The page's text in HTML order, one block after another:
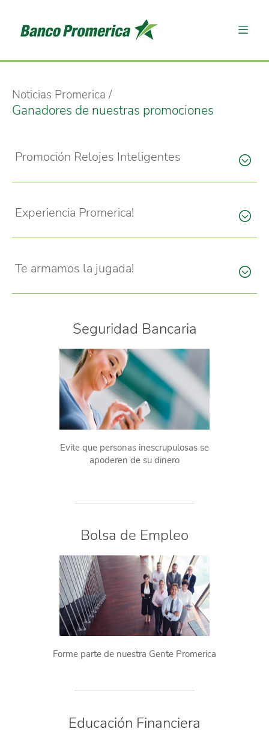
Noticias Promerica
Ganadores de nuestras promociones
Promoción Relojes Inteligentes
Experiencia Promerica!
Te armamos la jugada!
Seguridad Bancaria
Evite que personas inescrupulosas se
apoderen de su dinero
Bolsa de Empleo
Forme parte de nuestra Gente Promerica
Educación Financiera